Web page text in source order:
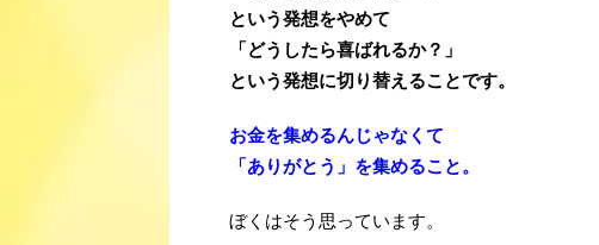
という発想をやめて
「どうしたら喜ばれるか？」
という発想に切り替えることです。
お金を集めるんじゃなくて
「ありがとう」を集めること。
ぼくはそう思っています。